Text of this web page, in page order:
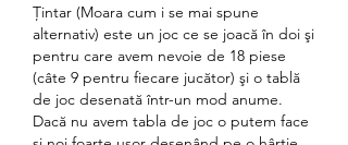
Ţintar (Moara cum i se mai spune
alternativ) este un joc ce se joacă în doi şi
pentru care avem nevoie de 18 piese
(câte 9 pentru fiecare jucător) şi o tablă
de joc desenată într-un mod anume.
Dacă nu avem tabla de joc o putem face